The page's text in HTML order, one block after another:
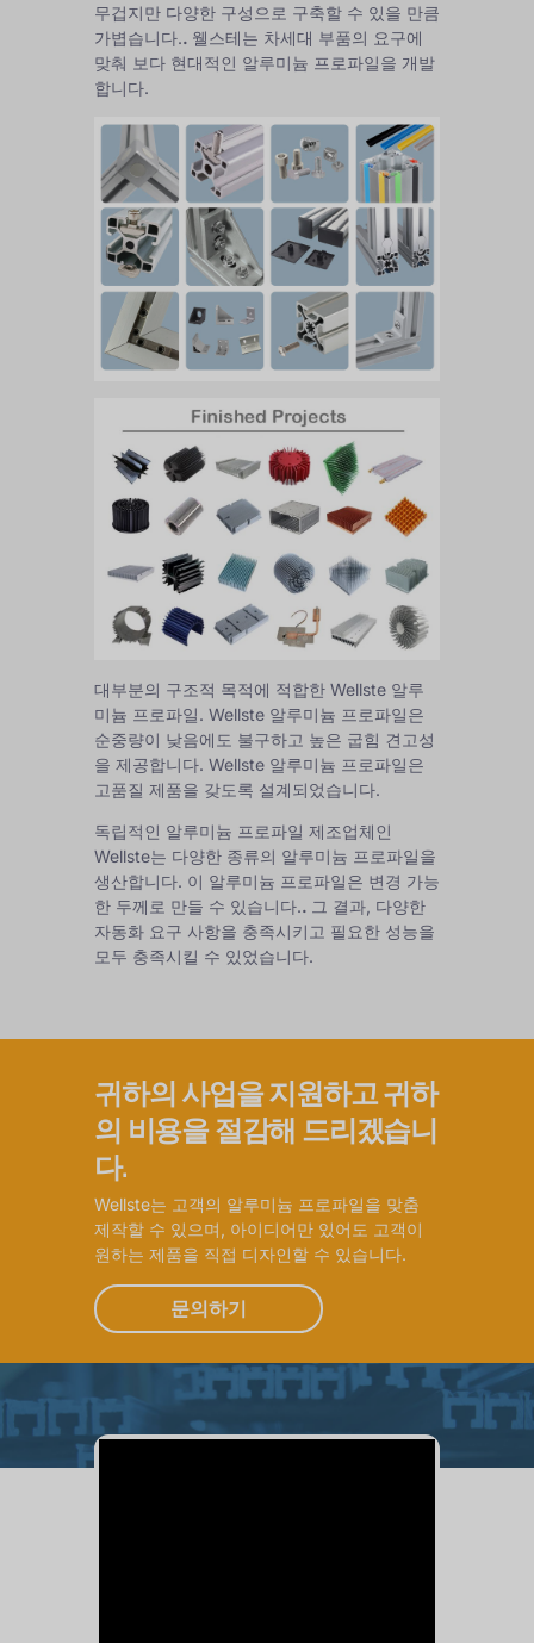
무겁지만 다양한 구성으로 구축할 수 있을 만큼
가볍습니다.. 웰스테는 차세대 부품의 요구에
맞춰 보다 현대적인 알루미늄 프로파일을 개발
합니다.
대부분의 구조적 목적에 적합한 Wellste 알루
미늄 프로파일. Wellste 알루미늄 프로파일은
순중량이 낮음에도 불구하고 높은 굽힘 견고성
을 제공합니다. Wellste 알루미늄 프로파일은
고품질 제품을 갖도록 설계되었습니다.
독립적인 알루미늄 프로파일 제조업체인
Wellste는 다양한 종류의 알루미늄 프로파일을
생산합니다. 이 알루미늄 프로파일은 변경 가능
한 두께로 만들 수 있습니다.. 그 결과, 다양한
자동화 요구 사항을 충족시키고 필요한 성능을
모두 충족시킬 수 있었습니다.
귀하의 사업을 지원하고 귀하
의 비용을 절감해 드리겠습니
다.
Wellste는 고객의 알루미늄 프로파일을 맞춤
제작할 수 있으며, 아이디어만 있어도 고객이
원하는 제품을 직접 디자인할 수 있습니다.
문의하기